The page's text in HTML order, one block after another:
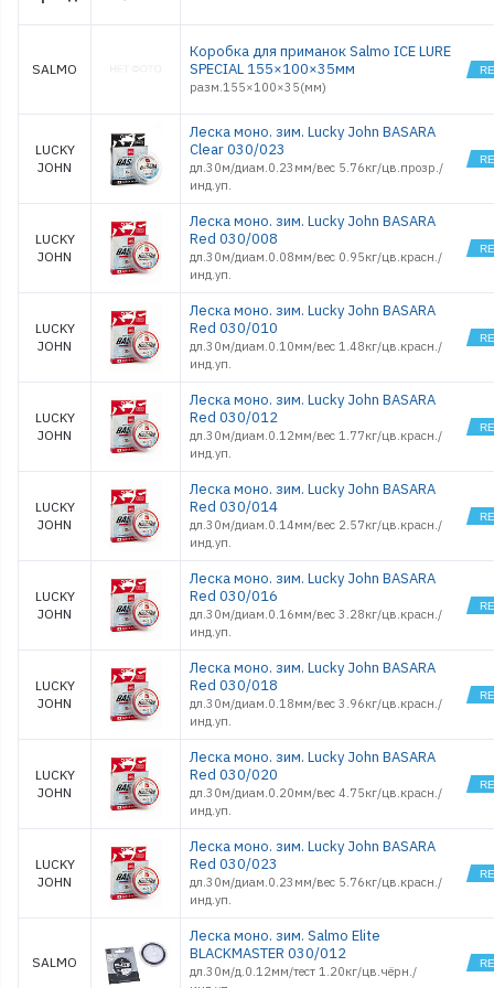
SALMO
Коробка для приманок Salmo ICE LURE
SPECIAL 155×100×35мм
разм.155×100×35(мм)
LUCKY
JOHN
Леска моно. зим. Lucky John BASARA
Clear 030/023
дл.30м/диам.0.23мм/вес 5.76кг/цв.прозр./
инд.уп.
LUCKY
JOHN
Леска моно. зим. Lucky John BASARA
Red 030/008
дл.30м/диам.0.08мм/вес 0.95кг/цв.красн./
инд.уп.
LUCKY
JOHN
Леска моно. зим. Lucky John BASARA
Red 030/010
дл.30м/диам.0.10мм/вес 1.48кг/цв.красн./
инд.уп.
LUCKY
JOHN
Леска моно. зим. Lucky John BASARA
Red 030/012
дл.30м/диам.0.12мм/вес 1.77кг/цв.красн./
инд.уп.
LUCKY
JOHN
Леска моно. зим. Lucky John BASARA
Red 030/014
дл.30м/диам.0.14мм/вес 2.57кг/цв.красн./
инд.уп.
LUCKY
JOHN
Леска моно. зим. Lucky John BASARA
Red 030/016
дл.30м/диам.0.16мм/вес 3.28кг/цв.красн./
инд.уп.
LUCKY
JOHN
Леска моно. зим. Lucky John BASARA
Red 030/018
дл.30м/диам.0.18мм/вес 3.96кг/цв.красн./
инд.уп.
LUCKY
JOHN
Леска моно. зим. Lucky John BASARA
Red 030/020
дл.30м/диам.0.20мм/вес 4.75кг/цв.красн./
инд.уп.
LUCKY
JOHN
Леска моно. зим. Lucky John BASARA
Red 030/023
дл.30м/диам.0.23мм/вес 5.76кг/цв.красн./
инд.уп.
SALMO
Леска моно. зим. Salmo Elite
BLACKMASTER 030/012
дл.30м/д.0.12мм/тест 1.20кг/цв.чёрн./